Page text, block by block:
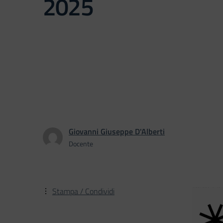
Giovanni Giuseppe D'Alberti
Docente
Stampa / Condividi